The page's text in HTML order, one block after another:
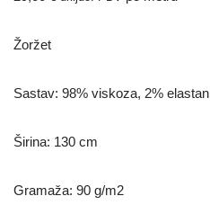
Žoržet
Sastav: 98% viskoza, 2% elastan
Širina: 130 cm
Gramaža: 90 g/m2